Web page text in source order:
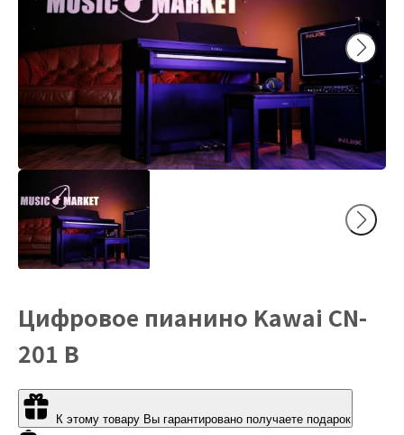
Цифровое пианино Kawai CN-
201 B
К этому товару Вы гарантировано получаете подарок